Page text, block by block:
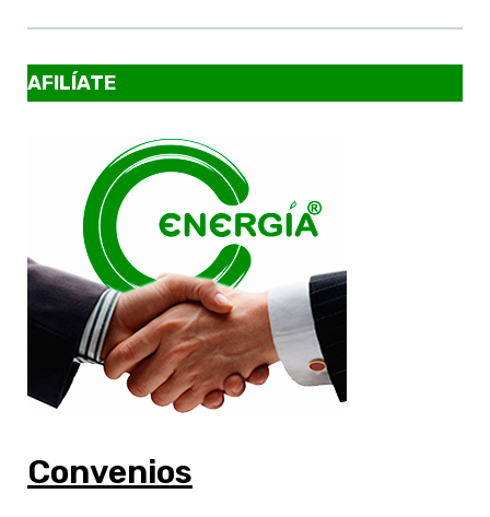
AFILÍATE
Convenios